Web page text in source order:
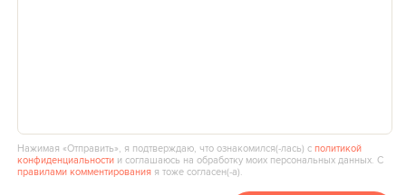
Нажимая «Отправить», я подтверждаю, что ознакомился(‑лась) сполитикой
конфиденциальности и соглашаюсь на обработку моих персональных данных. С
правилами комментирования я тоже согласен(‑а).